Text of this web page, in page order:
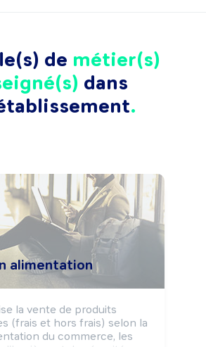
de métier(s)
dans
alimentation
la vente de produits
(frais et hors frais) selon la
du commerce, les